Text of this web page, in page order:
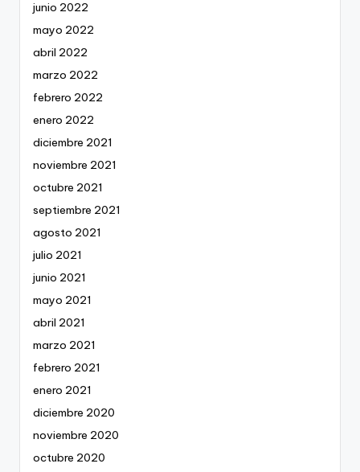
junio 2022
mayo 2022
abril 2022
marzo 2022
febrero 2022
enero 2022
diciembre 2021
noviembre 2021
octubre 2021
septiembre 2021
agosto 2021
julio 2021
junio 2021
mayo 2021
abril 2021
marzo 2021
febrero 2021
enero 2021
diciembre 2020
noviembre 2020
octubre 2020